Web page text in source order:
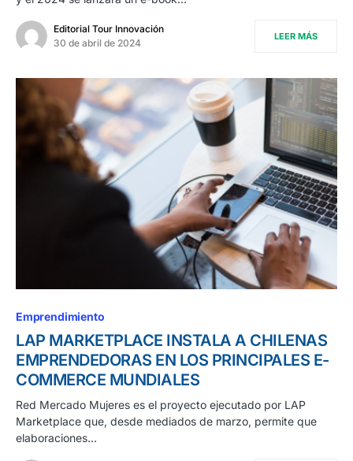
Editorial Tour Innovación
30 de abril de 2024
LEER MÁS
Emprendimiento
LAP MARKETPLACE INSTALA A CHILENAS
EMPRENDEDORAS EN LOS PRINCIPALES E-
COMMERCE MUNDIALES
Red Mercado Mujeres es el proyecto ejecutado por LAP
Marketplace que, desde mediados de marzo, permite que
elaboraciones…